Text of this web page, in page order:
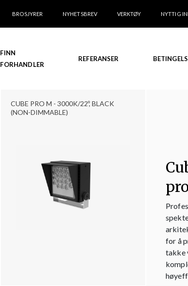
BROSJYRER NYHETSBREV VERKTØY NYTTIG
FINN
FORHANDLER
REFERANSER
CUBE PRO M - 3000K/22º, BLACK
(NON-DIMMABLE)
for å
takke